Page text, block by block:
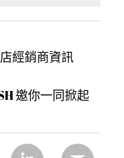
經銷商資訊
邀你一同掀起